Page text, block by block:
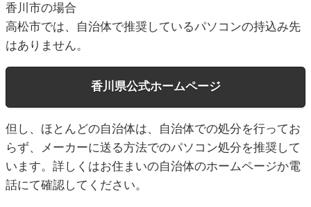
香川市の場合
高松市では、自治体で推奨しているパソコンの持込み先
はありません。
香川県公式ホームページ
但し、ほとんどの自治体は、自治体での処分を行ってお
らず、メーカーに送る方法でのパソコン処分を推奨して
います。詳しくはお住まいの自治体のホームページか電
話にて確認してください。